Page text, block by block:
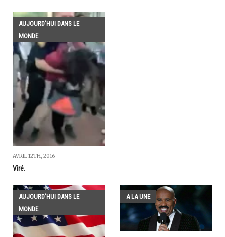
AUJOURD'HUI DANS LE
MONDE
AVRIL 12TH, 2016
Viré.
AUJOURD'HUI DANS LE
MONDE
A LA UNE